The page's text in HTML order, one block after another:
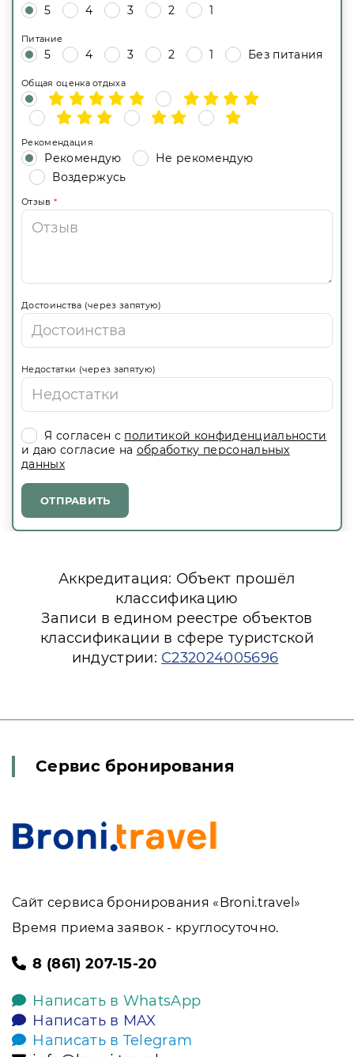
5 4 3 2 1
Питание
5 4 3 2 1 Без питания
Общая оценка отдыха
Рекомендация
Рекомендую
Не рекомендую
Воздержусь
Отзыв *
Достоинства (через запятую)
Недостатки (через запятую)
Я согласен с политикой конфиденциальности
и даю согласие на обработку персональных
данных
ОТПРАВИТЬ
Аккредитация: Объект прошёл
классификацию
Записи в едином реестре объектов
классификации в сфере туристской
индустрии: С232024005696
Сервис бронирования
Сайт сервиса бронирования «Broni.travel»
Время приема заявок - круглосуточно.
8 (861) 207-15-20
Написать в WhatsApp
Написать в MAX
Написать в Telegram